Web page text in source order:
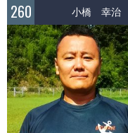
260 小橋 幸治